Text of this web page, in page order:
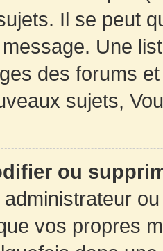
Il se peut
Une
des forums
sujets,
ou
administrateur
vos propres